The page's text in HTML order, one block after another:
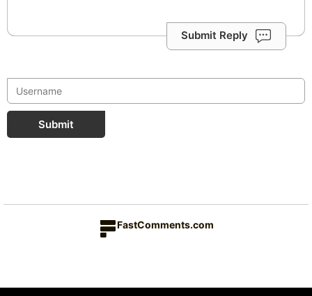
Submit Reply
Submit
FastComments.com